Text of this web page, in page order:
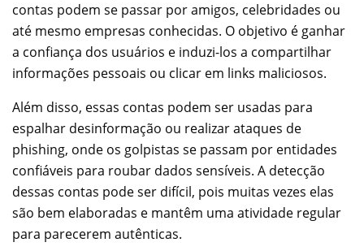
contas podem se passar por amigos, celebridades ou
até mesmo empresas conhecidas. O objetivo é ganhar
a confiança dos usuários e induzi-los a compartilhar
informações pessoais ou clicar em links maliciosos.
Além disso, essas contas podem ser usadas para
espalhar desinformação ou realizar ataques de
phishing, onde os golpistas se passam por entidades
confiáveis para roubar dados sensíveis. A detecção
dessas contas pode ser difícil, pois muitas vezes elas
são bem elaboradas e mantêm uma atividade regular
para parecerem autênticas.